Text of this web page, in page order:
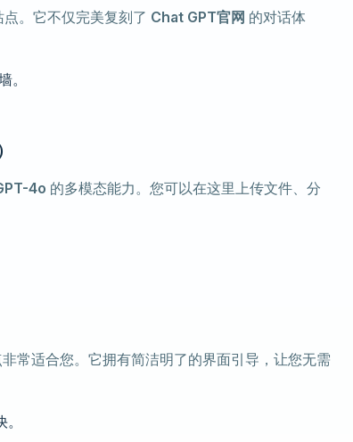
。它不仅完美复刻了 Chat GPT官网 的对话体
。
4o 的多模态能力。您可以在这里上传文件、分
非常适合您。它拥有简洁明了的界面引导，让您无需